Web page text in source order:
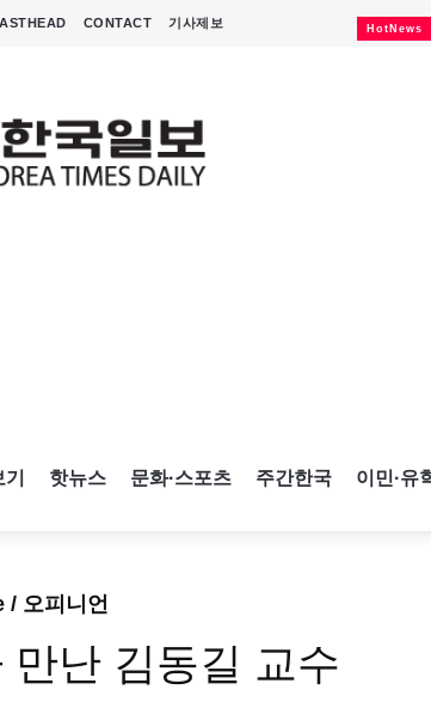
CONTACT 기사제보 HotNews
핫뉴스 문화·스포츠 주간한국 이민·유
/ 오피니언
만난 김동길 교수